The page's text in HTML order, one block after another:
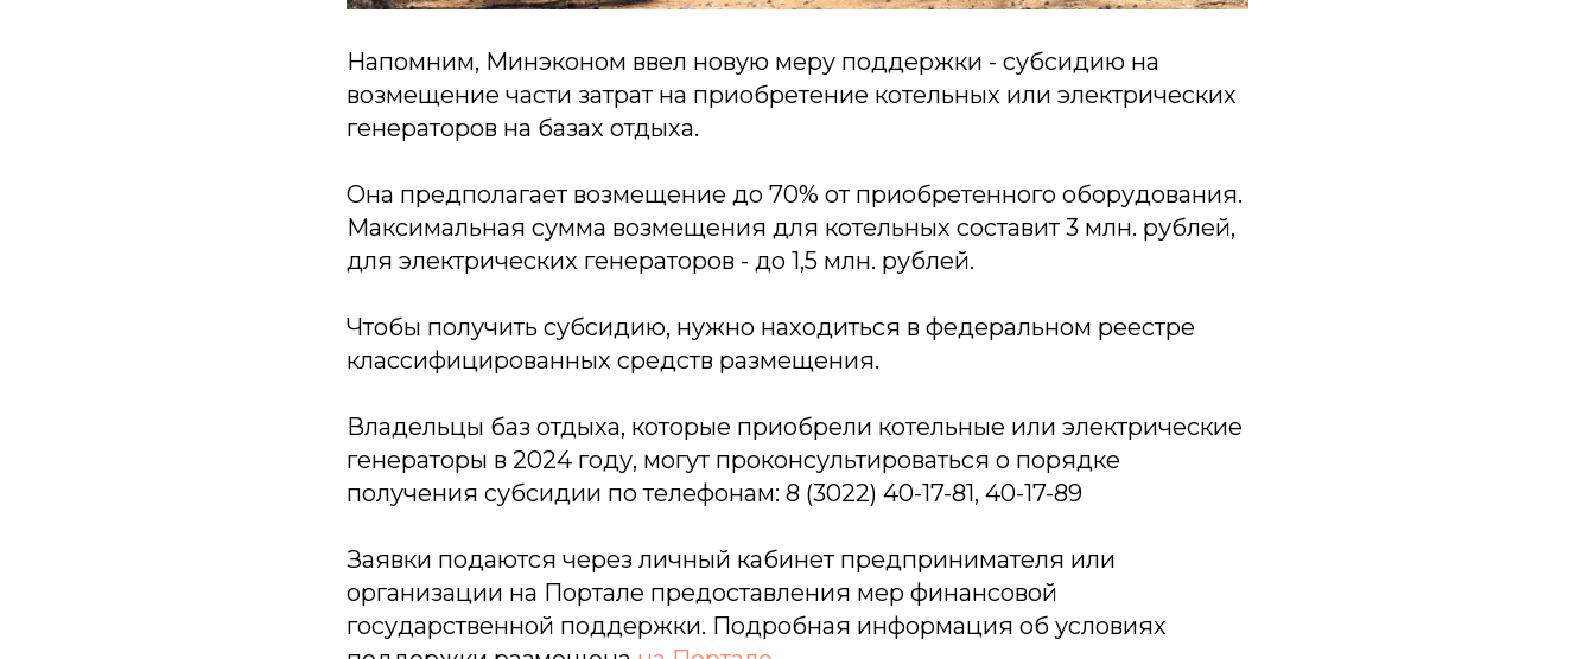
Напомним, Минэконом ввел новую меру поддержки - субсидию на
возмещение части затрат на приобретение котельных или электрических
генераторов на базах отдыха.
Она предполагает возмещение до 70% от приобретенного оборудования.
Максимальная сумма возмещения для котельных составит 3 млн. рублей,
для электрических генераторов - до 1,5 млн. рублей.
Чтобы получить субсидию, нужно находиться в федеральном реестре
классифицированных средств размещения.
Владельцы баз отдыха, которые приобрели котельные или электрические
генераторы в 2024 году, могут проконсультироваться о порядке
получения субсидии по телефонам: 8 (3022) 40-17-81, 40-17-89
Заявки подаются через личный кабинет предпринимателя или
организации на Портале предоставления мер финансовой
государственной поддержки. Подробная информация об условиях